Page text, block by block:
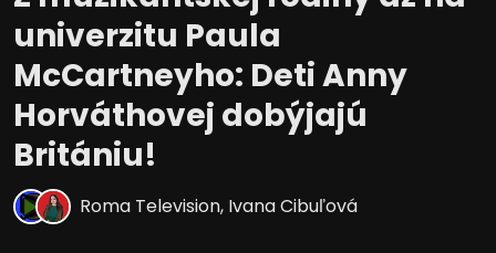
univerzitu Paula
McCartneyho: Deti Anny
Horváthovej dobýjajú
Britániu!
Roma Television, Ivana Cibuľová